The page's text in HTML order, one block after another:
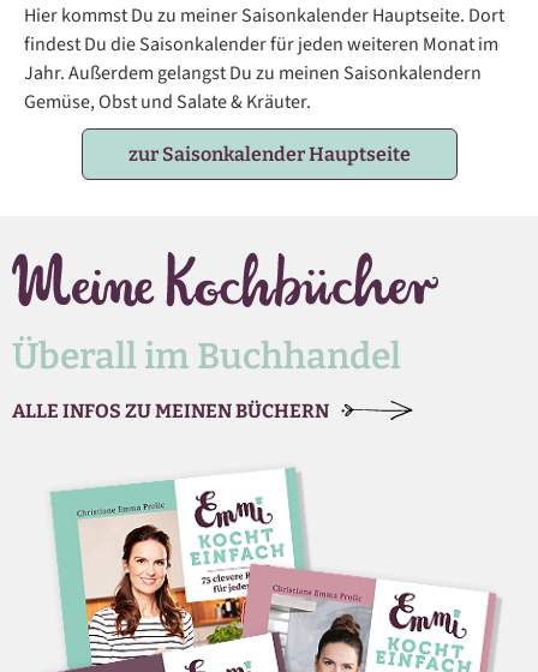
Hier kommst Du zu meiner Saisonkalender Hauptseite. Dort
findest Du die Saisonkalender für jeden weiteren Monat im
Jahr. Außerdem gelangst Du zu meinen Saisonkalendern
Gemüse, Obst und Salate & Kräuter.
zur Saisonkalender Hauptseite
Überall im Buchhandel
ALLE INFOS ZU MEINEN BÜCHERN